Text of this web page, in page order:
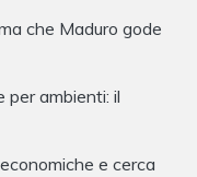
che Maduro gode
per ambienti: il
e cerca